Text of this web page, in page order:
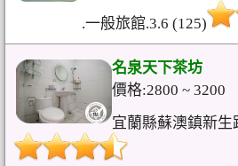
.一般旅館.3.6 (125)
名泉天下茶坊
價格:2800 ~ 3200
宜蘭縣蘇澳鎮新生